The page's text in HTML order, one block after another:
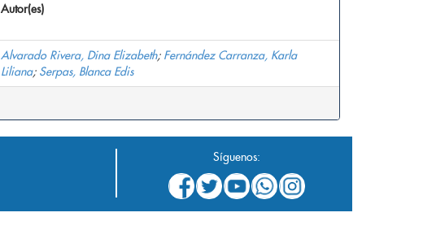
Autor(es)
Alvarado Rivera, Dina Elizabeth; Fernández Carranza, Karla
Liliana; Serpas, Blanca Edis
Síguenos: